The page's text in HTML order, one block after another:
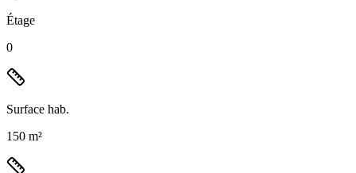
Étage
0
Surface hab.
150 m²